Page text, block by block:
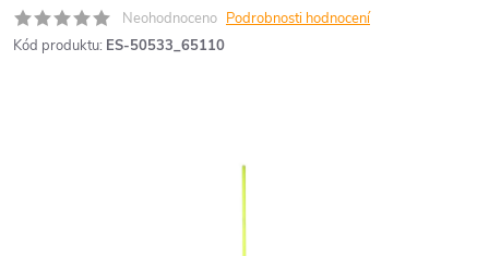
Neohodnoceno Podrobnosti hodnocení
Kód produktu: ES-50533_65110